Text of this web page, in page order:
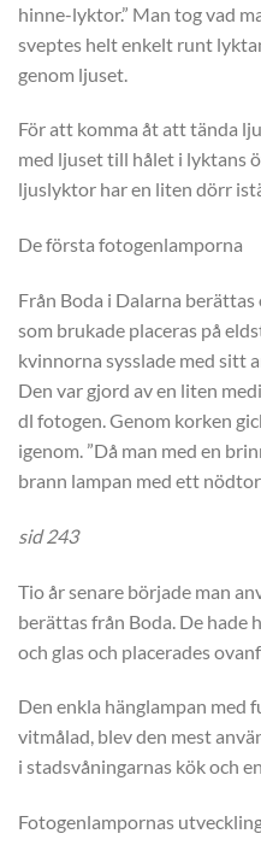
hinne-lyktor.” Man tog vad
sveptes helt enkelt runt
genom ljuset.
För att komma åt att tända
med ljuset till hålet i lyktans
ljuslyktor har en liten dörr
De första fotogenlamporna
Från Boda i Dalarna
som brukade placeras på
kvinnorna sysslade med sitt
Den var gjord av en liten
dl fotogen. Genom korken
igenom. ”Då man med en
brann lampan med ett
sid 243
Tio år senare började man
berättas från Boda. De hade
och glas och placerades
Den enkla hänglampan
vitmålad, blev den mest
i stadsvåningarnas kök och
Fotogenlampornas